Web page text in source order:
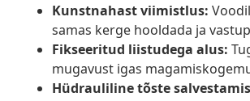
Kunstnahast viimistlus:
samas kerge hooldada ja
Fikseeritud liistudega alus:
mugavust igas
Hüdrauliline tõste